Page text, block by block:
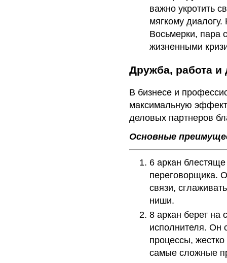
важно укротить
мягкому
Восьмерки, пара
жизненными
Дружба, работа и
В бизнесе и
максимальную
деловых партнеров
Основные
6 аркан
переговорщика.
связи,
ниши.
8 аркан берет на
исполнителя. Он
процессы,
самые сложные